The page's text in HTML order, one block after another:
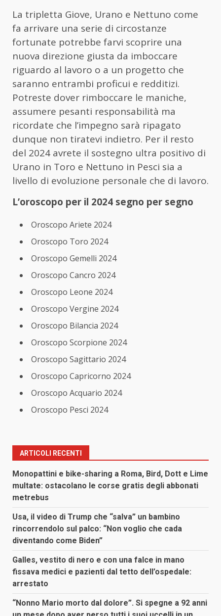
La tripletta Giove, Urano e Nettuno come
fa arrivare una serie di circostanze
fortunate potrebbe farvi scoprire una
nuova direzione giusta da imboccare
riguardo al lavoro o a un progetto che
saranno entrambi proficui e redditizi.
Potreste dover rimboccare le maniche,
assumere pesanti responsabilità ma
ricordate che l’impegno sarà ripagato
dunque non tiratevi indietro. Per il resto
del 2024 avrete il sostegno ultra positivo di
Urano in Toro e Nettuno in Pesci sia a
livello di evoluzione personale che di lavoro.
L’oroscopo per il 2024 segno per segno
Oroscopo Ariete 2024
Oroscopo Toro 2024
Oroscopo Gemelli 2024
Oroscopo Cancro 2024
Oroscopo Leone 2024
Oroscopo Vergine 2024
Oroscopo Bilancia 2024
Oroscopo Scorpione 2024
Oroscopo Sagittario 2024
Oroscopo Capricorno 2024
Oroscopo Acquario 2024
Oroscopo Pesci 2024
ARTICOLI RECENTI
Monopattini e bike-sharing a Roma, Bird, Dott e Lime
multate: ostacolano le corse gratis degli abbonati
metrebus
Usa, il video di Trump che “salva” un bambino
rincorrendolo sul palco: “Non voglio che cada
diventando come Biden”
Galles, vestito di nero e con una falce in mano
fissava medici e pazienti dal tetto dell’ospedale:
arrestato
“Nonno Mario morto dal dolore”. Si spegne a 92 anni